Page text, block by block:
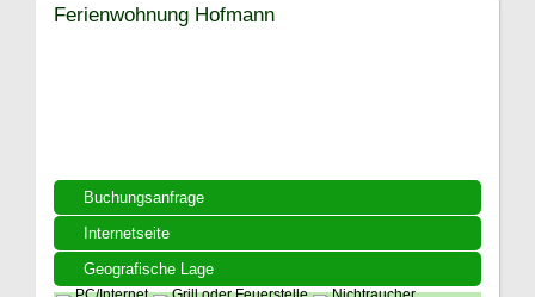
Buchungsanfrage
Internetseite
Geografische Lage
Ferienwohnung Hofmann